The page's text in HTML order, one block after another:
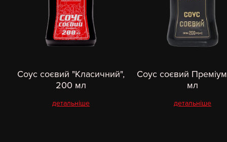
Соус соєвий "Класичний",
200 мл
детальніше
Соус соєвий
мл
детальніше